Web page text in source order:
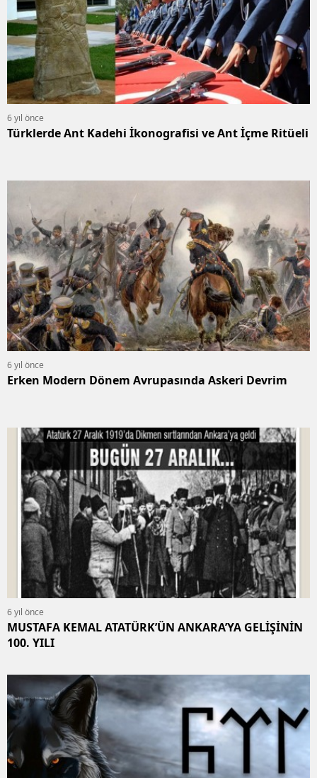
6 yıl önce
Türklerde Ant Kadehi İkonografisi ve Ant İçme Ritüeli
6 yıl önce
Erken Modern Dönem Avrupasında Askeri Devrim
6 yıl önce
MUSTAFA KEMAL ATATÜRK’ÜN ANKARA’YA GELİŞİNİN
100. YILI